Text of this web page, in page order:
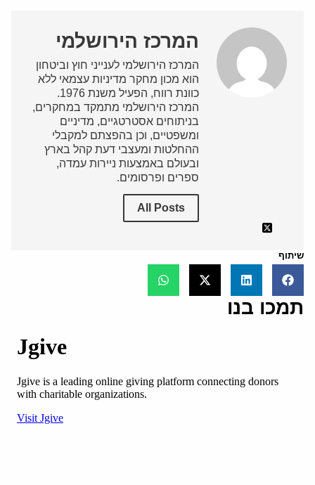
המרכז הירושלמי
המרכז הירושלמי לענייני חוץ וביטחון
הוא מכון מחקר מדיניות עצמאי ללא
כוונת רווח, הפעיל משנת 1976.
המרכז הירושלמי מתמקד במחקרים,
בניתוחים אסטרטגיים, מדיניים
ומשפטיים, וכן בהפצתם למקבלי
ההחלטות ומעצבי דעת קהל בארץ
ובעולם באמצעות ניירות עמדה,
ספרים ופרסומים.
All Posts
שיתוף
תמכו בנו